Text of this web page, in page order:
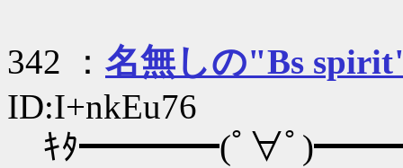
342 ： 名無しの"Bs
ID:I+nkEu76
ｷﾀ━━━━(ﾟ∀ﾟ